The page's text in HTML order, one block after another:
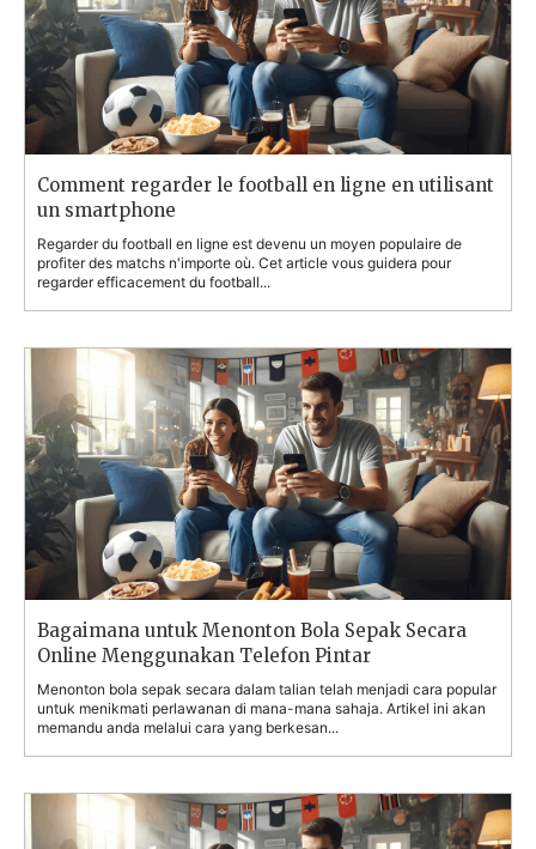
Comment regarder le football en ligne en utilisant
un smartphone
Regarder du football en ligne est devenu un moyen populaire de
profiter des matchs n'importe où. Cet article vous guidera pour
regarder efficacement du football...
Bagaimana untuk Menonton Bola Sepak Secara
Online Menggunakan Telefon Pintar
Menonton bola sepak secara dalam talian telah menjadi cara popular
untuk menikmati perlawanan di mana-mana sahaja. Artikel ini akan
memandu anda melalui cara yang berkesan...